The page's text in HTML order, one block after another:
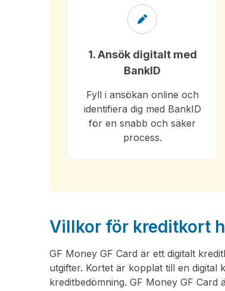
1. Ansök digitalt med
BankID
Fyll i ansökan online och
identifiera dig med BankID
för en snabb och säker
process.
Villkor för kreditkort
GF Money GF Card är ett digitalt
utgifter. Kortet är kopplat till en digital
kreditbedömning. GF Money GF